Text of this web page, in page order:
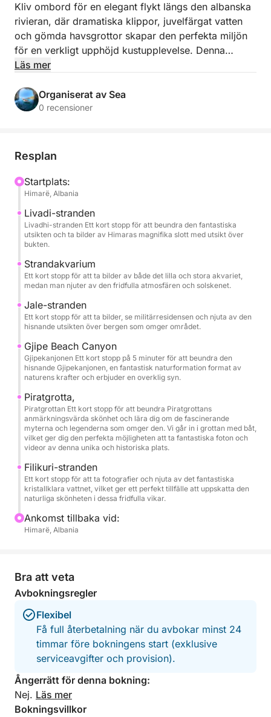
Kliv ombord för en elegant flykt längs den albanska
rivieran, där dramatiska klippor, juvelfärgat vatten
och gömda havsgrottor skapar den perfekta miljön
för en verkligt upphöjd kustupplevelse. Denna
avslappnade 2 timmar långa båtresa avgår från
kuststräckorna i landet, och avslöjar avskilda vikar
och orörda stränder som känns underbart avskilda
När du kryssar förbi Himarë, Livadhi Beach,
Bay, Secret Cave, Dove’s Cave, Gjipe Beach, St
Theodore’s Cave (Twin Caves), Pirate’s Cave och
Alevra Beach, har du tid att sakta ner och njuta av
varje stopp. Resplanen är noggrant utformad så att
du kan simma, snorkla och varva ner i det klaraste
Secret Cave, Dove’s Cave och Alevra Beach.
Snorkelmasker tillhandahålls, tillsammans med
redo att njuta.
Ett av de mest exklusiva ögonblicken på turen är att
besöka de två grottorna i St. Theodore och den
legendariska piratgrottan med båt, glida in i dessa
naturliga kammare för att uppleva deras skala, färg
och atmosfär från själva vattnet. Det är ett sällsynt
perspektiv som förvandlar kustlinjen till något
filmiskt och oförglömligt.
Rivieran göra resten.
Läs mer
Organiserat av Sea
0 recensioner
Resplan
Startplats:
Himarë, Albania
Livadi-stranden
Livadhi-stranden Ett kort stopp för att beundra den fantastiska
utsikten och ta bilder av Himaras magnifika slott med utsikt över
bukten.
Strandakvarium
Ett kort stopp för att ta bilder av både det lilla och stora akvariet,
medan man njuter av den fridfulla atmosfären och solskenet.
Jale-stranden
Ett kort stopp för att ta bilder, se militärresidensen och njuta av den
hisnande utsikten över bergen som omger området.
Gjipe Beach Canyon
Gjipekanjonen Ett kort stopp på 5 minuter för att beundra den
hisnande Gjipekanjonen, en fantastisk naturformation format av
naturens krafter och erbjuder en overklig syn.
Piratgrotta,
Piratgrottan Ett kort stopp för att beundra Piratgrottans
anmärkningsvärda skönhet och lära dig om de fascinerande
myterna och legenderna som omger den. Vi går in i grottan med båt,
vilket ger dig den perfekta möjligheten att ta fantastiska foton och
videor av denna unika och historiska plats.
Filikuri-stranden
Ett kort stopp för att ta fotografier och njuta av det fantastiska
kristallklara vattnet, vilket ger ett perfekt tillfälle att uppskatta den
naturliga skönheten i dessa fridfulla vikar.
Ankomst tillbaka vid:
Himarë, Albania
Bra att veta
Avbokningsregler
Flexibel
Få full återbetalning när du avbokar minst 24
timmar före bokningens start (exklusive
serviceavgifter och provision).
Ångerrätt för denna bokning:
Nej. Läs mer
Bokningsvillkor